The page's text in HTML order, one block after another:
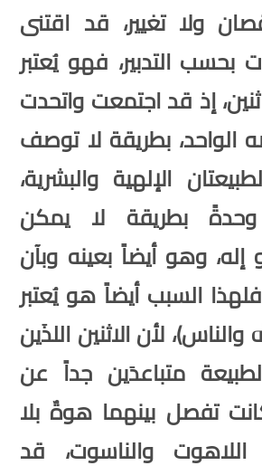
ولا تغيير، قد اقتنى
بحسب التدبير، فهو يُعتبر
إذ قد اجتمعت واتحدت
بطريقة لا توصف
الإلهية والبشرية،
بطريقة لا يمكن
وهو أيضاً بعينه وبآن
فلهذا السبب أيضاً هو يُعتبر
والناس)، لأن الاثنين اللذَين
متباعدَين جداً عن
تفصل بينهما هوةٌ بلا
والناسوت، قد